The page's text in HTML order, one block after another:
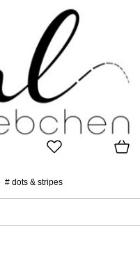
# dots & stripes